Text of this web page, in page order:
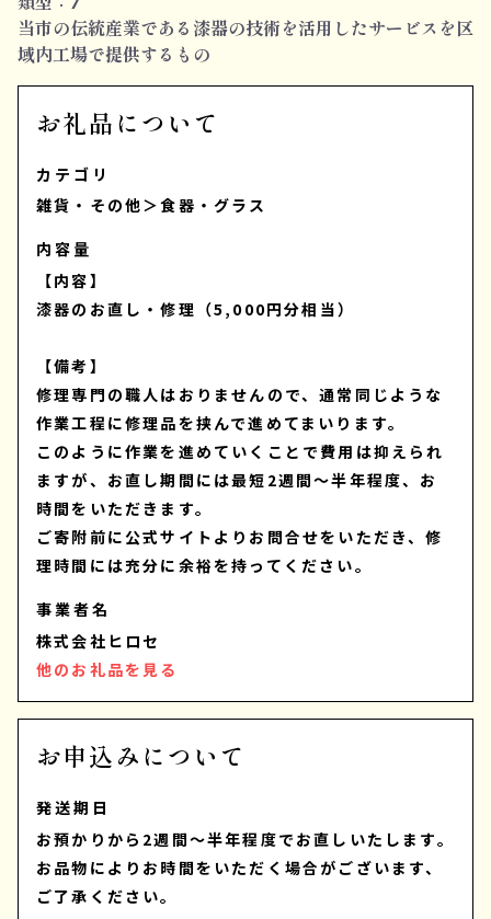
当市の伝統産業である漆器の技術を活用したサービスを区
域内工場で提供するもの
お礼品について
カテゴリ
雑貨・その他＞食器・グラス
内容量
【内容】
漆器のお直し・修理（5,000円分相当）
【備考】
修理専門の職人はおりませんので、通常同じような
作業工程に修理品を挟んで進めてまいります。
このように作業を進めていくことで費用は抑えられ
ますが、お直し期間には最短2週間～半年程度、お
時間をいただきます。
ご寄附前に公式サイトよりお問合せをいただき、修
理時間には充分に余裕を持ってください。
事業者名
株式会社ヒロセ
他のお礼品を見る
お申込みについて
発送期日
お預かりから2週間～半年程度でお直しいたします。
お品物によりお時間をいただく場合がございます、
ご了承ください。